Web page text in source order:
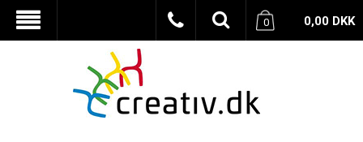
0,00 DKK
0